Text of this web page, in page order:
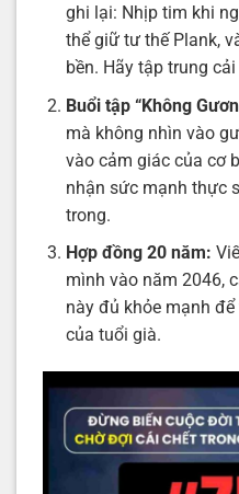
ghi lại: Nhịp tim khi
thể giữ tư thế Plank,
bền. Hãy tập trung
Buổi tập “Không
mà không nhìn vào
vào cảm giác của cơ
nhận sức mạnh thực
trong.
Hợp đồng 20 năm:
mình vào năm 2046,
này đủ khỏe mạnh
của tuổi già.